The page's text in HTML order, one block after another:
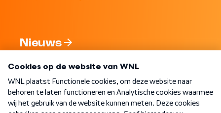
Nieuws
Nieuwsbrief
Word Lid